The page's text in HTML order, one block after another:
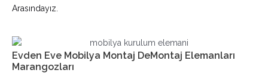
Arasındayız.
Evden Eve Mobilya Montaj DeMontaj Elemanları
Marangozları